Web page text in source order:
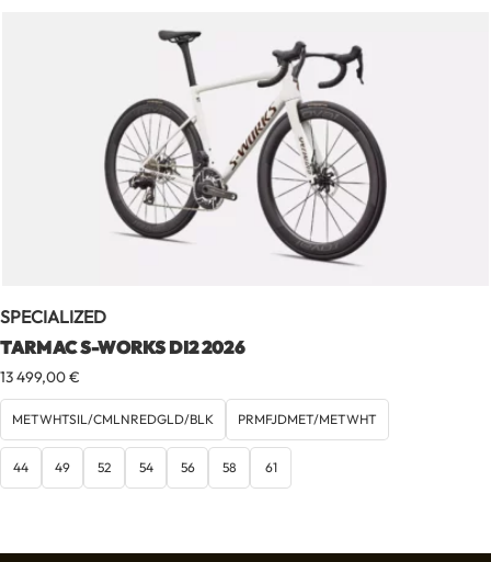
SPECIALIZED
TARMAC S-WORKS DI2 2026
13 499,00€
METWHTSIL/CMLNREDGLD/BLK PRMFJDMET/METWHT
44 49 52 54 56 58 61